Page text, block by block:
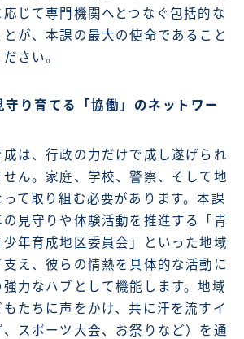
じて専門機関へとつなぐ包括的な
が、本課の最大の使命であること
さい。
り育てる「協働」のネットワー
は、行政の力だけで成し遂げられ
ん。家庭、学校、警察、そして地
て取り組む必要があります。本課
見守りや体験活動を推進する「青
年育成地区委員会」といった地域
え、彼らの情熱を具体的な活動に
力なハブとして機能します。地域
たちに声をかけ、共に汗を流すイ
スポーツ大会、お祭りなど）を通